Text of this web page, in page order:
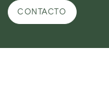
CONTACTO